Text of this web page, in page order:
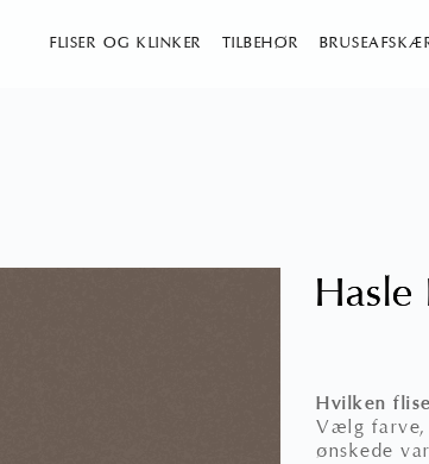
FLISER OG KLINKER TILBEHØR
Hasle
Hvilken
Vælg farve,
ønskede